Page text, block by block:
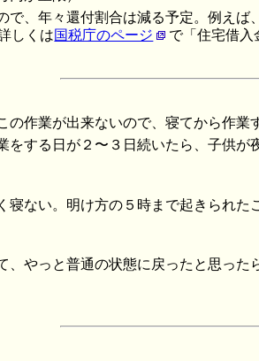
、年々還付割合は減る予定。例えば
しくは国税庁のページ で「住宅借
の作業が出来ないので、寝てから作業
をする日が２〜３日続いたら、子供が
寝ない。明け方の５時まで起きられ
、やっと普通の状態に戻ったと思った